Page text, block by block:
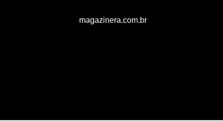
magazinera.com.br